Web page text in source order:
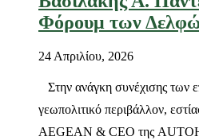
Φόρουμ των
24 Απριλίου, 2026
Στην ανάγκη συνέχισης των
γεωπολιτικό περιβάλλον,
AEGEAN & CEO της